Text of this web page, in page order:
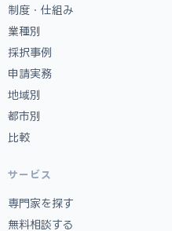
制度・仕組み
業種別
採択事例
申請実務
地域別
都市別
比較
サービス
専門家を探す
無料相談する